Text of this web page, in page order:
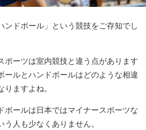
ンドボール」という競技をご存知でし
ポーツは室内競技と違う点があります
ールとハンドボールはどのような相違
ますよね。
ボールは日本ではマイナースポーツな
人も少なくありません。